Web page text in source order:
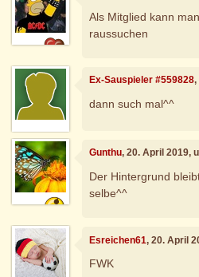
Als Mitglied kann
raussuchen
Ex-Sauspieler #559828,
dann such mal^^
Gunthu, 20. April 2019,
Der Hintergrund
selbe^^
Esreichen61, 20. April
FWK